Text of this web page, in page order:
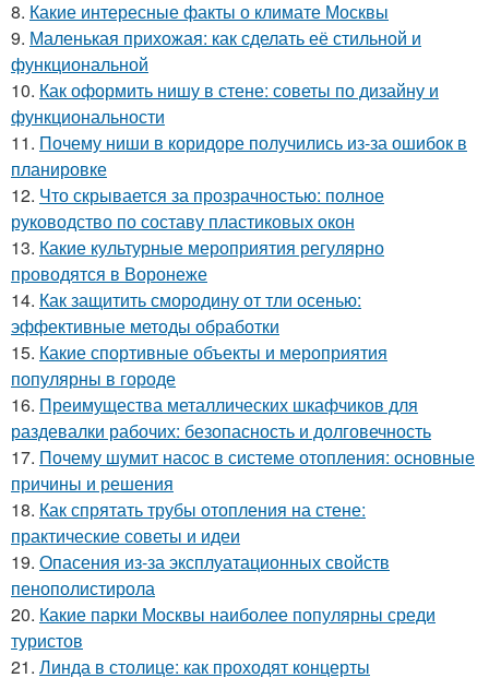
8. Какие интересные факты о климате Москвы
9. Маленькая прихожая: как сделать её стильной и
функциональной
10. Как оформить нишу в стене: советы по дизайну и
функциональности
11. Почему ниши в коридоре получились из-за ошибок в
планировке
12. Что скрывается за прозрачностью: полное
руководство по составу пластиковых окон
13. Какие культурные мероприятия регулярно
проводятся в Воронеже
14. Как защитить смородину от тли осенью:
эффективные методы обработки
15. Какие спортивные объекты и мероприятия
популярны в городе
16. Преимущества металлических шкафчиков для
раздевалки рабочих: безопасность и долговечность
17. Почему шумит насос в системе отопления: основные
причины и решения
18. Как спрятать трубы отопления на стене:
практические советы и идеи
19. Опасения из-за эксплуатационных свойств
пенополистирола
20. Какие парки Москвы наиболее популярны среди
туристов
21. Линда в столице: как проходят концерты